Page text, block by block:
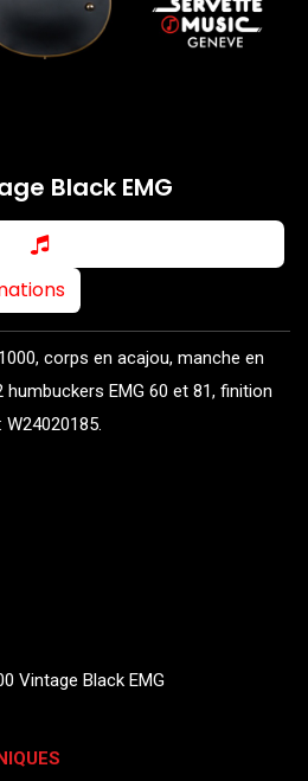
Black EMG
corps en acajou, manche en
EMG 60 et 81, finition
W24020185.
Vintage Black EMG